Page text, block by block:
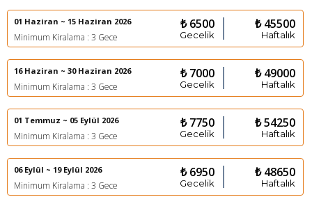
01 Haziran ~ 15 Haziran 2026
Minimum Kiralama : 3 Gece
₺ 6500
Gecelik
₺ 45500
Haftalık
16 Haziran ~ 30 Haziran 2026
Minimum Kiralama : 3 Gece
₺ 7000
Gecelik
₺ 49000
Haftalık
01 Temmuz ~ 05 Eylül 2026
Minimum Kiralama : 3 Gece
₺ 7750
Gecelik
₺ 54250
Haftalık
06 Eylül ~ 19 Eylül 2026
Minimum Kiralama : 3 Gece
₺ 6950
Gecelik
₺ 48650
Haftalık